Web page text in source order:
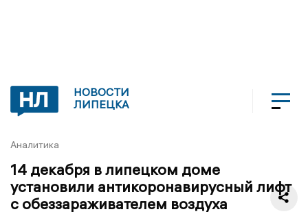
НОВОСТИ
ЛИПЕЦКА
Аналитика
14 декабря в липецком доме
установили антикоронавирусный лифт
с обеззараживателем воздуха